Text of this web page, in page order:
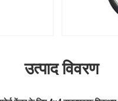
उत्पाद विवरण